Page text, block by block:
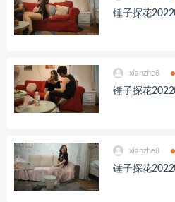
锤子探花
xianzhe8
锤子探花
xianzhe8
锤子探花